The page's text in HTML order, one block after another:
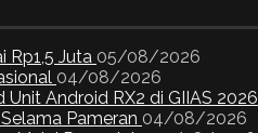
Rp1,5 Juta 05/08/2026
04/08/2026
Android RX2 di GIIAS 2026
Pameran 04/08/2026